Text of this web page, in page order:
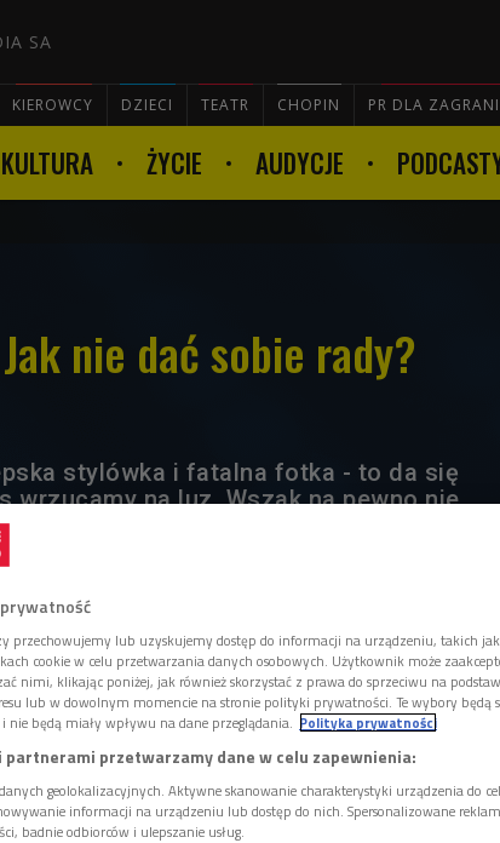
SA
KIEROWCY DZIECI TEATR CHOPIN PR DLA

KULTURA ŻYCIE AUDYCJE
nie dać sobie rady?
stylówka i fatalna fotka - to da się
wrzucamy na luz. Wszak na pewno nie
ręce, jest antytalentem i przypala
przechowujemy lub uzyskujemy dostęp do informacji na urządzeniu, takich
cookie w celu przetwarzania danych osobowych. Użytkownik może
nimi, klikając poniżej, jak również skorzystać z prawa do sprzeciwu na
lub w dowolnym momencie na stronie polityki prywatności. Te wybory będą
nie będą miały wpływu na dane przeglądania. Polityka prywatności
partnerami przetwarzamy dane w celu zapewnienia:
geolokalizacyjnych. Aktywne skanowanie charakterystyki urządzenia do
informacji na urządzeniu lub dostęp do nich. Spersonalizowane
badnie odbiorców i ulepszanie usług.